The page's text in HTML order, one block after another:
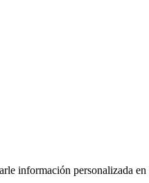
información personalizada